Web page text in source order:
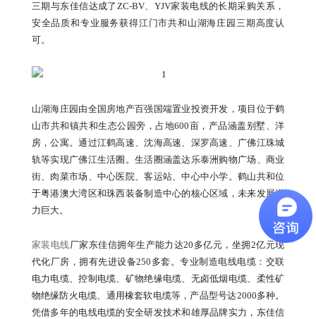
三期与东佳信达成了ZC-BV、YJV家装电线的长期采购关系，
安全品质和专业服务获得江门市共和山湖海庄园三期高度认
可。
山湖海庄园由全国房地产百强国端置业投资开发，项目位于鹤
山市共和镇共和生态公园旁，占地600亩，产品涵盖别墅、洋
房，公寓。通过江鹤高速、沈海高速、深罗高速、广佛江珠城
轨等实现广佛江生活圈。生活圈涵盖达乐泰洲购物广场、商业
街、肉菜市场、中心医院、客运站、中心中小学。鹤山共和位
于粤港澳大湾区和珠西装备制造中心的核心区域，未来发展潜
力巨大。
家装电线厂家东佳信拥年生产能力达20多亿元，坐拥2亿元现
代化厂房，拥有先进设备250多套。专业制造电线电缆：交联
电力电缆、控制电缆、矿物绝缘电缆、无卤低烟电缆、柔性矿
物绝缘防火电缆、通用橡套软电缆等，产品型号达2000多种。
凭借多年的电线电缆的安全研发技术和雄厚品牌实力，东佳信